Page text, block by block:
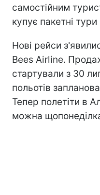
самостійним
купує пакетні тури
Нові рейси
Bees Airline.
стартували з 30
польотів
Тепер полетіти в
можна